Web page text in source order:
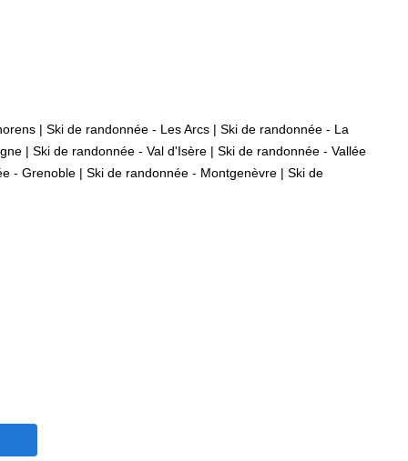
| Ski de randonnée - Les Arcs | Ski de randonnée - La
| Ski de randonnée - Val d'Isère | Ski de randonnée - Vallée
- Grenoble | Ski de randonnée - Montgenèvre | Ski de